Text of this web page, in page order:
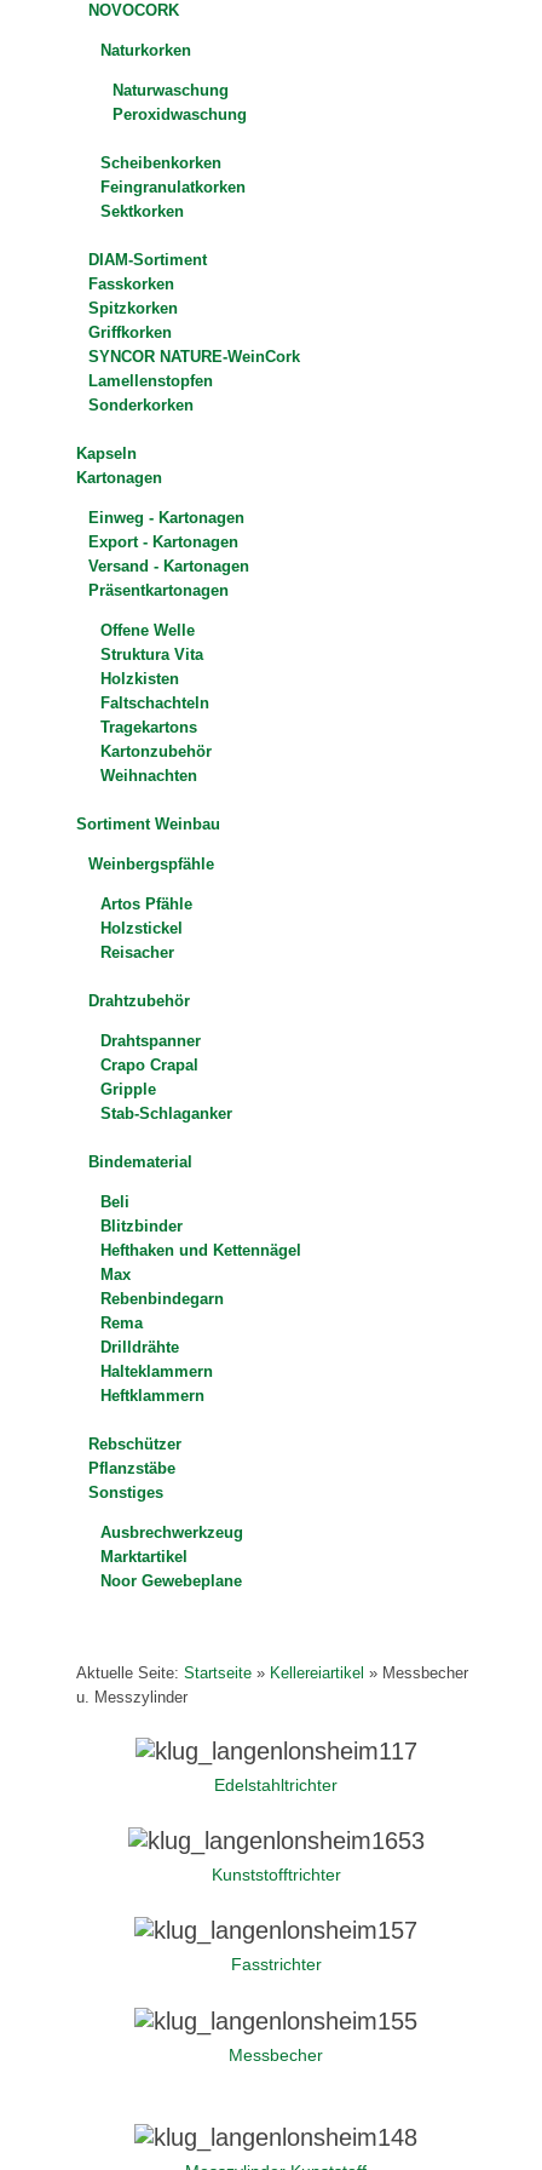
NOVOCORK
Naturkorken
Naturwaschung
Peroxidwaschung
Scheibenkorken
Feingranulatkorken
Sektkorken
DIAM-Sortiment
Fasskorken
Spitzkorken
Griffkorken
SYNCOR NATURE-WeinCork
Lamellenstopfen
Sonderkorken
Kapseln
Kartonagen
Einweg - Kartonagen
Export - Kartonagen
Versand - Kartonagen
Präsentkartonagen
Offene Welle
Struktura Vita
Holzkisten
Faltschachteln
Tragekartons
Kartonzubehör
Weihnachten
Sortiment Weinbau
Weinbergspfähle
Artos Pfähle
Holzstickel
Reisacher
Drahtzubehör
Drahtspanner
Crapo Crapal
Gripple
Stab-Schlaganker
Bindematerial
Beli
Blitzbinder
Hefthaken und Kettennägel
Max
Rebenbindegarn
Rema
Drilldrähte
Halteklammern
Heftklammern
Rebschützer
Pflanzstäbe
Sonstiges
Ausbrechwerkzeug
Marktartikel
Noor Gewebeplane
Aktuelle Seite:Startseite » Kellereiartikel » Messbecher
u. Messzylinder
Edelstahltrichter
Kunststofftrichter
Fasstrichter
Messbecher